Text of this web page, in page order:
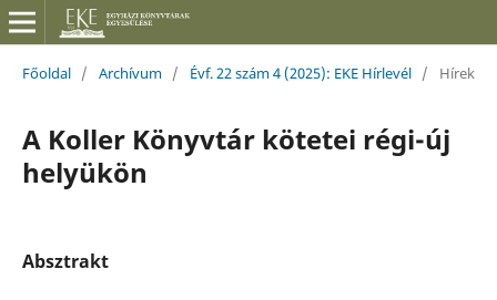
Főoldal / Archívum / Évf. 22 szám 4 (2025): EKE Hírlevél / Hírek
A Koller Könyvtár kötetei régi-új
helyükön
Absztrakt